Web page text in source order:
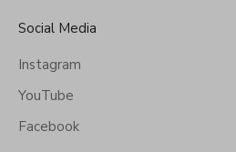
Social Media
Instagram
YouTube
Facebook